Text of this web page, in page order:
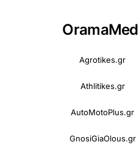
Agrotikes.gr
Athlitikes.gr
AutoMotoPlus.gr
GnosiGiaOlous.gr